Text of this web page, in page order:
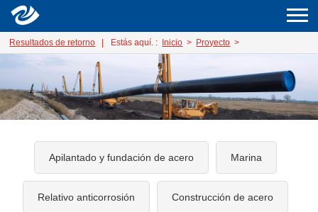
Resultados de retorno Estás aquí. : Inicio > Proyecto >
Apilantado y fundación de acero Marina
Relativo anticorrosión Construcción de acero